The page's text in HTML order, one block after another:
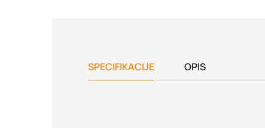
SPECIFIKACIJE OPIS